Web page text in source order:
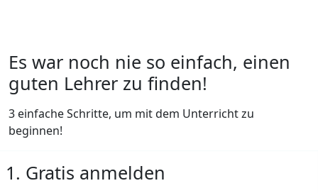
Es war noch nie so einfach, einen
guten Lehrer zu finden!
3 einfache Schritte, um mit dem Unterricht zu
beginnen!
1. Gratis anmelden